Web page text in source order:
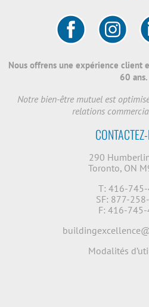
Nous offrens une expérience client
60 ans.
Notre bien-être mutuel est
relations
290
Toronto, ON
T: 416-
SF: 877-
F: 416-
Modalités